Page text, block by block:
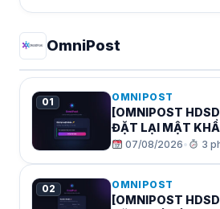
OmniPost
01 OMNIPOST
[OMNIPOST
ĐẶT LẠI MẬT
OMNIPOST KHI BỊ
07/08/2026• 3
02 OMNIPOST
[OMNIPOST